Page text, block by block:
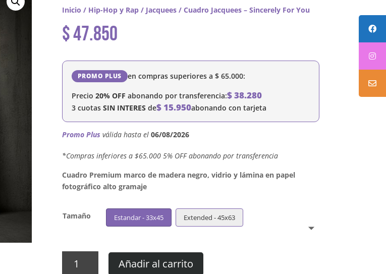
Inicio / Hip-Hop y Rap/ Jacquees/ Cuadro Jacquees – Sincerely For You
$47.850
PROMO PLUS en compras superiores a $65.000:
Precio 20% OFF abonando por transferencia:$38.280
3 cuotas SIN INTERES de$15.950abonando con tarjeta
Promo Plus válida hasta el 06/08/2026
´*Compras inferiores a $65.000 5% OFF abonando por transferencia
Cuadro Premium marco de madera negro, vidrio y lámina en papel
fotográfico alto gramaje
Tamaño Estandar - 33x45 Extended - 45x63
Jacquees
Añadir al carrito